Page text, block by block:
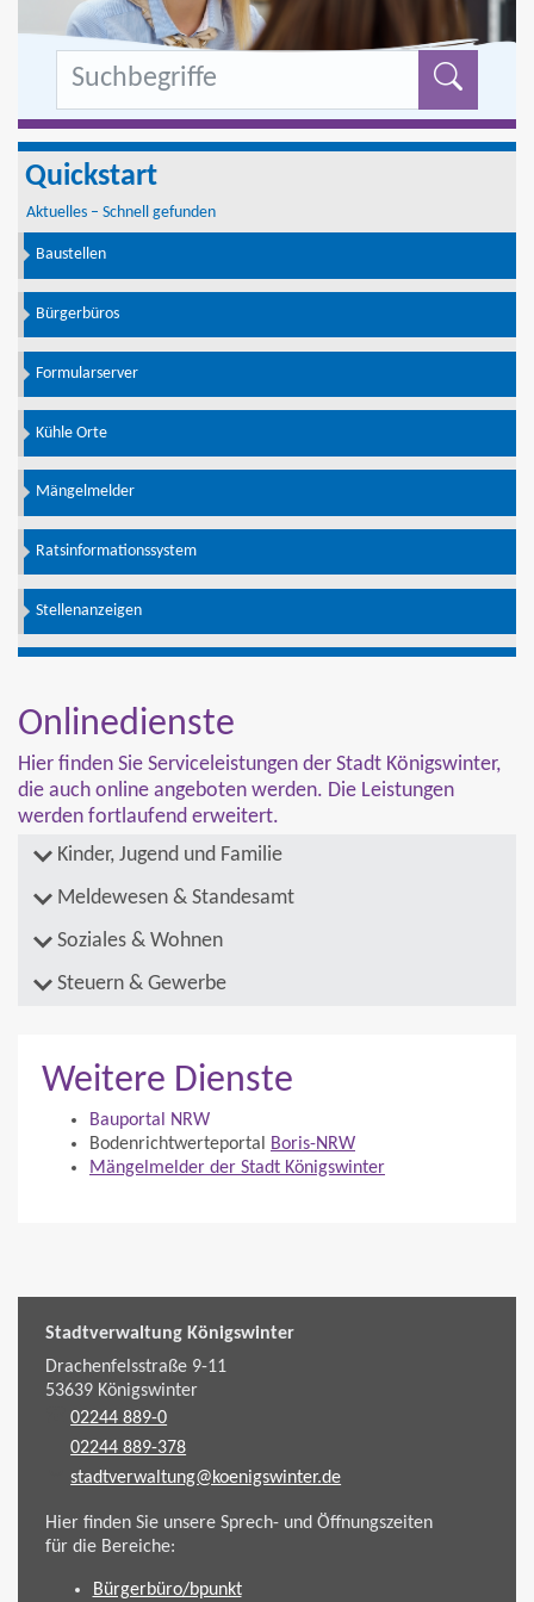
Quickstart
Aktuelles – Schnell gefunden
Baustellen
Bürgerbüros
Formularserver
Kühle Orte
Mängelmelder
Ratsinformationssystem
Stellenanzeigen
Onlinedienste
Hier finden Sie Serviceleistungen der Stadt Königswinter,
die auch online angeboten werden. Die Leistungen
werden fortlaufend erweitert.
Kinder, Jugend und Familie
Meldewesen & Standesamt
Soziales & Wohnen
Steuern & Gewerbe
Weitere Dienste
Bauportal NRW
Bodenrichtwerteportal
Boris-NRW
Mängelmelder der Stadt Königswinter
Stadtverwaltung Königswinter
Drachenfelsstraße 9-11
53639Königswinter
02244 889-0
02244 889-378
stadtverwaltung@koenigswinter.de
Hier finden Sie unsere Sprech- und Öffnungszeiten
für die Bereiche:
Bürgerbüro/bpunkt